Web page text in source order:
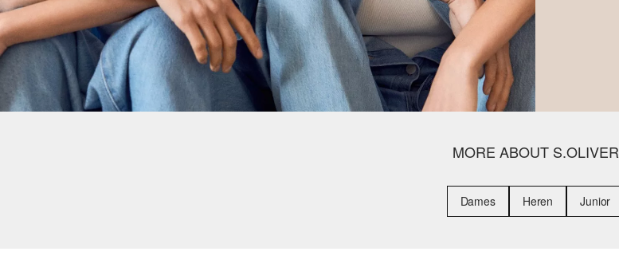
MORE ABOUT S.OLIVER
Dames Heren Junior